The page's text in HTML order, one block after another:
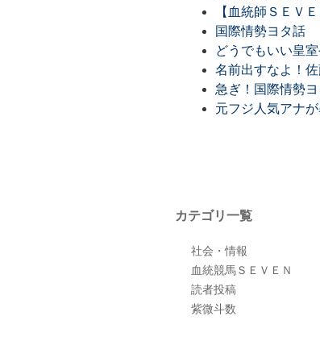
【血統師ＳＥＶ
国際情勢ヨタ話
どうでもいい皇
名前出すなよ！
急ぎ！国際情勢
元フジ人気アナ
カテゴリ一覧
社会・情報
血統競馬ＳＥＶＥＮ
読者投稿
紫微斗数